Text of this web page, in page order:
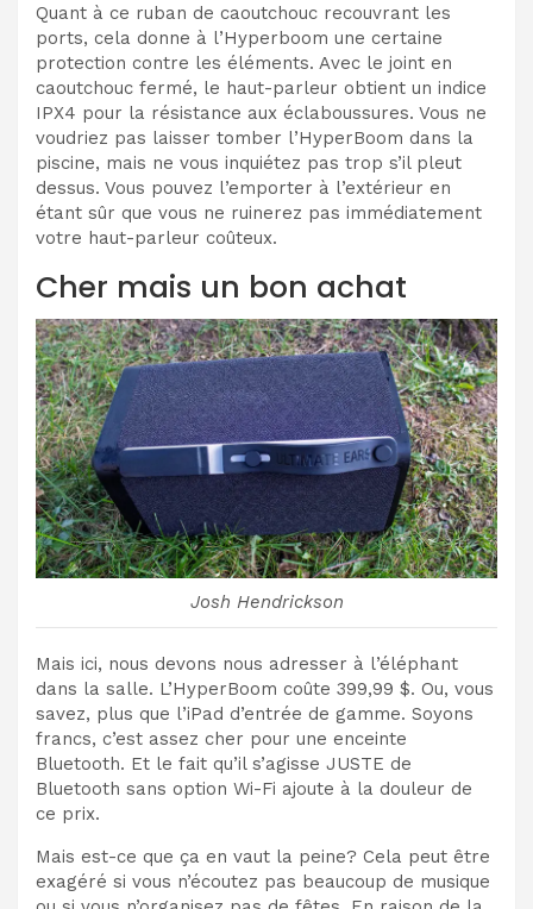
Quant à ce ruban de caoutchouc recouvrant les
ports, cela donne à l’Hyperboom une certaine
protection contre les éléments. Avec le joint en
caoutchouc fermé, le haut-parleur obtient un indice
IPX4 pour la résistance aux éclaboussures. Vous ne
voudriez pas laisser tomber l’HyperBoom dans la
piscine, mais ne vous inquiétez pas trop s’il pleut
dessus. Vous pouvez l’emporter à l’extérieur en
étant sûr que vous ne ruinerez pas immédiatement
votre haut-parleur coûteux.
Cher mais un bon achat
Josh Hendrickson
Mais ici, nous devons nous adresser à l’éléphant
dans la salle. L’HyperBoom coûte 399,99 $. Ou, vous
savez, plus que l’iPad d’entrée de gamme. Soyons
francs, c’est assez cher pour une enceinte
Bluetooth. Et le fait qu’il s’agisse JUSTE de
Bluetooth sans option Wi-Fi ajoute à la douleur de
ce prix.
Mais est-ce que ça en vaut la peine? Cela peut être
exagéré si vous n’écoutez pas beaucoup de musique